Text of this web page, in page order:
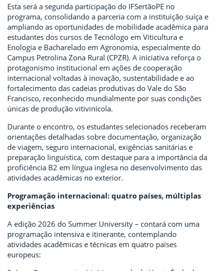
Esta será a segunda participação do IFSertãoPE no
programa, consolidando a parceria com a instituição suíça e
ampliando as oportunidades de mobilidade acadêmica para
estudantes dos cursos de Tecnólogo em Viticultura e
Enologia e Bacharelado em Agronomia, especialmente do
Campus Petrolina Zona Rural (CPZR). A iniciativa reforça o
protagonismo institucional em ações de cooperação
internacional voltadas à inovação, sustentabilidade e ao
fortalecimento das cadeias produtivas do Vale do São
Francisco, reconhecido mundialmente por suas condições
únicas de produção vitivinícola.
Durante o encontro, os estudantes selecionados receberam
orientações detalhadas sobre documentação, organização
de viagem, seguro internacional, exigências sanitárias e
preparação linguística, com destaque para a importância da
proficiência B2 em língua inglesa no desenvolvimento das
atividades acadêmicas no exterior.
Programação internacional: quatro países, múltiplas
experiências
A edição 2026 do Summer University – contará com uma
programação intensiva e itinerante, contemplando
atividades acadêmicas e técnicas em quatro países
europeus: